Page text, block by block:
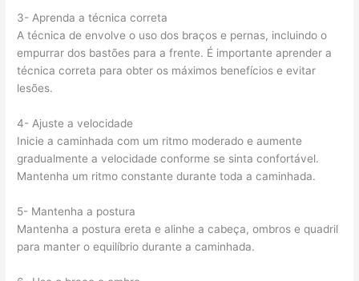
3- Aprenda a técnica correta
A técnica de envolve o uso dos braços e pernas, incluindo o
empurrar dos bastões para a frente. É importante aprender a
técnica correta para obter os máximos benefícios e evitar
lesões.
4- Ajuste a velocidade
Inicie a caminhada com um ritmo moderado e aumente
gradualmente a velocidade conforme se sinta confortável.
Mantenha um ritmo constante durante toda a caminhada.
5- Mantenha a postura
Mantenha a postura ereta e alinhe a cabeça, ombros e quadril
para manter o equilíbrio durante a caminhada.